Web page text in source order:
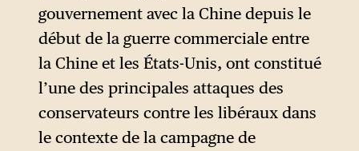
gouvernement avec la Chine depuis le
début de la guerre commerciale entre
la Chine et les États-Unis, ont constitué
l’une des principales attaques des
conservateurs contre les libéraux dans
le contexte de la campagne de